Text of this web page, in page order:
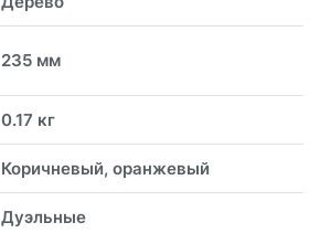
235 мм
0.17 кг
Коричневый, оранжевый
Дуэльные